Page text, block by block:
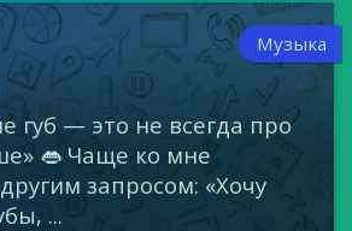
Музыка
губ — это не всегда про
👄 Чаще ко мне
запросом: «Хочу
...